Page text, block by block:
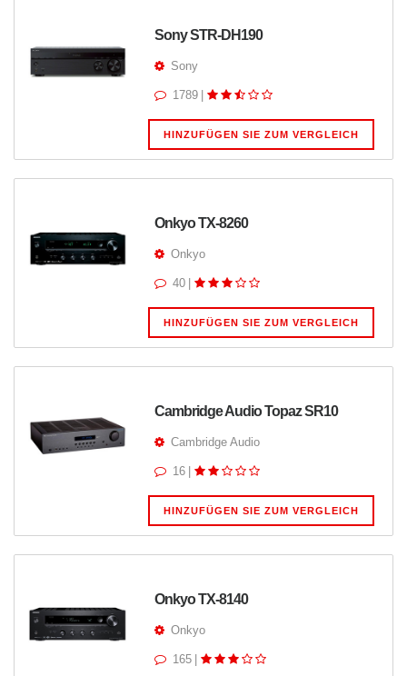
Sony STR-DH190
Sony
1789 |
HINZUFÜGEN SIE ZUM VERGLEICH
Onkyo TX-8260
Onkyo
40 |
HINZUFÜGEN SIE ZUM VERGLEICH
Cambridge Audio Topaz SR10
Cambridge Audio
16 |
HINZUFÜGEN SIE ZUM VERGLEICH
Onkyo TX-8140
Onkyo
165 |